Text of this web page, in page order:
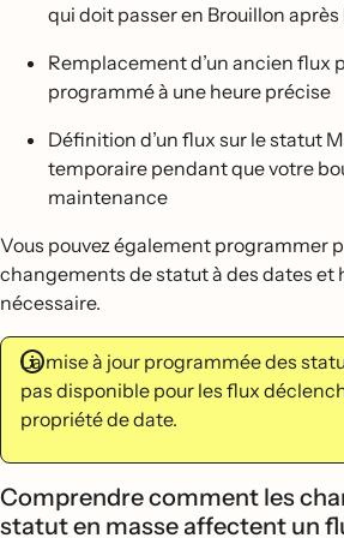
qui doit passer en Brouillon
Remplacement d’un ancien flux
programmé à une heure précise
Définition d’un flux sur le statut
temporaire pendant que votre
maintenance
Vous pouvez également programmer
changements de statut à des dates et
nécessaire.
La mise à jour programmée des
pas disponible pour les flux
propriété de date.
Comprendre comment les
statut en masse affectent un